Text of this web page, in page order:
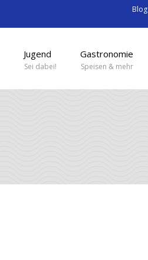
Blog
Jugend
Sei dabei!
Gastronomie
Speisen & mehr